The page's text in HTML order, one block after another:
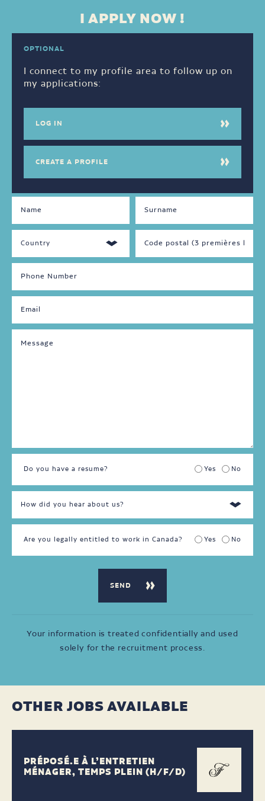
I APPLY NOW !
OPTIONAL
I connect to my profile area to follow up on
my applications:
LOG IN
CREATE A PROFILE
Do you have a resume? Yes No
Soir
Fin
semaine
plein
SPOKEN
Français
Autre
Are you legally entitled to work in Canada? Yes No
Your information is treated confidentially and used
solely for the recruitment process.
OTHER JOBS AVAILABLE
PRÉPOSÉ.E À L’ENTRETIEN
MÉNAGER, TEMPS PLEIN (H/F/D)